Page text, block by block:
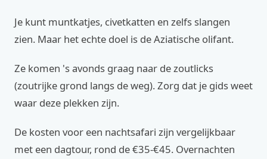
Je kunt muntkatjes, civetkatten en zelfs slangen
zien. Maar het echte doel is de Aziatische olifant.
Ze komen 's avonds graag naar de zoutlicks
(zoutrijke grond langs de weg). Zorg dat je gids weet
waar deze plekken zijn.
De kosten voor een nachtsafari zijn vergelijkbaar
met een dagtour, rond de €35-€45. Overnachten